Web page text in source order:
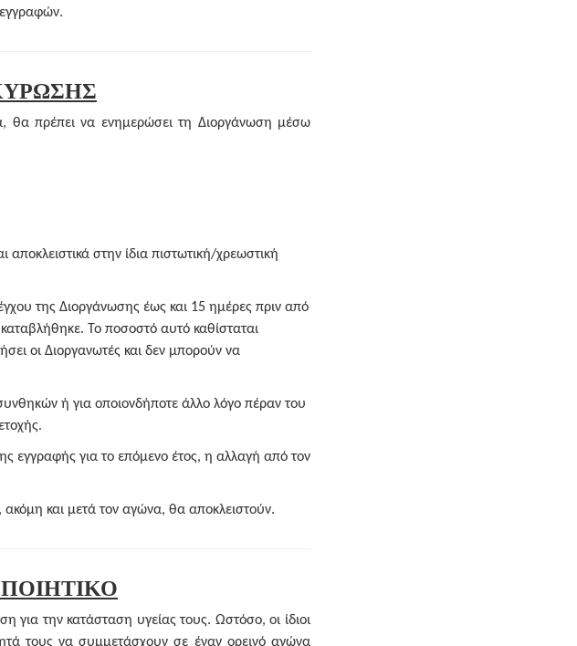
θα πρέπει να ενημερώσει τη Διοργάνωση μέσω
στην ίδια πιστωτική/χρεωστική
της Διοργάνωσης έως και 15 ημέρες πριν από
Το ποσοστό αυτό καθίσταται
οι Διοργανωτές και δεν μπορούν να
ή για οποιονδήποτε άλλο λόγο πέραν του
εγγραφής για το επόμενο έτος, η αλλαγή από τον
και μετά τον αγώνα, θα αποκλειστούν.
για την κατάσταση υγείας τους. Ωστόσο, οι ίδιοι
τους να συμμετάσχουν σε έναν ορεινό αγώνα